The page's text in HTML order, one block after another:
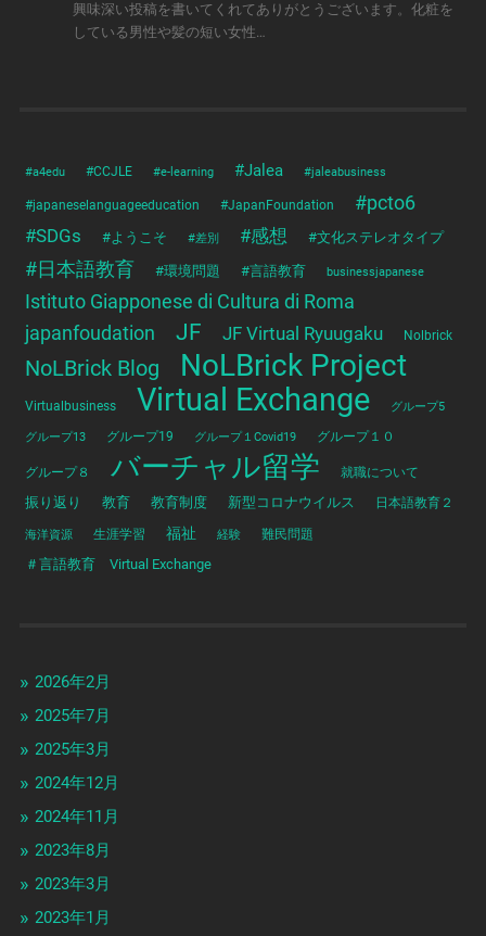
興味深い投稿を書いてくれてありがとうございます。化粧を
している男性や髪の短い女性…
#a4edu #CCJLE #e-learning #Jalea #jaleabusiness
#japaneselanguageeducation #JapanFoundation #pcto6
#SDGs #ようこそ #差別 #感想 #文化ステレオタイプ
#日本語教育 #環境問題 #言語教育 businessjapanese
Istituto Giapponese di Cultura di Roma
japanfoudation JF JF Virtual Ryuugaku Nolbrick
NoLBrick Blog NoLBrick Project
Virtualbusiness Virtual Exchange
グループ5
グループ13
グループ19 グループ１Covid19 グループ１０
グループ８ バーチャル留学 就職について
振り返り 教育 教育制度 新型コロナウイルス 日本語教育２
海洋資源 生涯学習 福祉 経験 難民問題
＃言語教育 Virtual Exchange
2026年2月
2025年7月
2025年3月
2024年12月
2024年11月
2023年8月
2023年3月
2023年1月